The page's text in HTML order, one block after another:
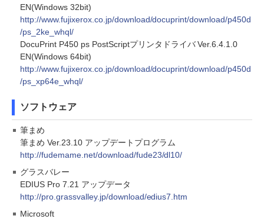
EN(Windows 32bit)
http://www.fujixerox.co.jp/download/docuprint/download/p450d
/ps_2ke_whql/
DocuPrint P450 ps PostScriptプリンタドライバ Ver.6.4.1.0
EN(Windows 64bit)
http://www.fujixerox.co.jp/download/docuprint/download/p450d
/ps_xp64e_whql/
ソフトウェア
筆まめ
筆まめ Ver.23.10 アップデートプログラム
http://fudemame.net/download/fude23/dl10/
グラスバレー
EDIUS Pro 7.21 アップデータ
http://pro.grassvalley.jp/download/edius7.htm
Microsoft